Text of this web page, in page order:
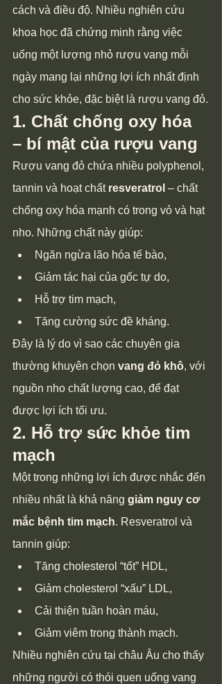
cách và điều độ. Nhiều nghiên cứu
khoa học đã chứng minh rằng việc
uống một lượng nhỏ rượu vang mỗi
ngày mang lại những lợi ích nhất định
cho sức khỏe, đặc biệt là rượu vang đỏ.
1. Chất chống oxy hóa
– bí mật của rượu vang
Rượu vang đỏ chứa nhiều polyphenol,
tannin và hoạt chất resveratrol – chất
chống oxy hóa mạnh có trong vỏ và hạt
nho. Những chất này giúp:
Ngăn ngừa lão hóa tế bào,
Giảm tác hại của gốc tự do,
Hỗ trợ tim mạch,
Tăng cường sức đề kháng.
Đây là lý do vì sao các chuyên gia
thường khuyên chọn vang đỏ khô, với
nguồn nho chất lượng cao, để đạt
được lợi ích tối ưu.
2. Hỗ trợ sức khỏe tim
mạch
Một trong những lợi ích được nhắc đến
nhiều nhất là khả năng giảm nguy cơ
mắc bệnh tim mạch. Resveratrol và
tannin giúp:
Tăng cholesterol “tốt” HDL,
Giảm cholesterol “xấu” LDL,
Cải thiện tuần hoàn máu,
Giảm viêm trong thành mạch.
Nhiều nghiên cứu tại châu Âu cho thấy
những người có thói quen uống vang